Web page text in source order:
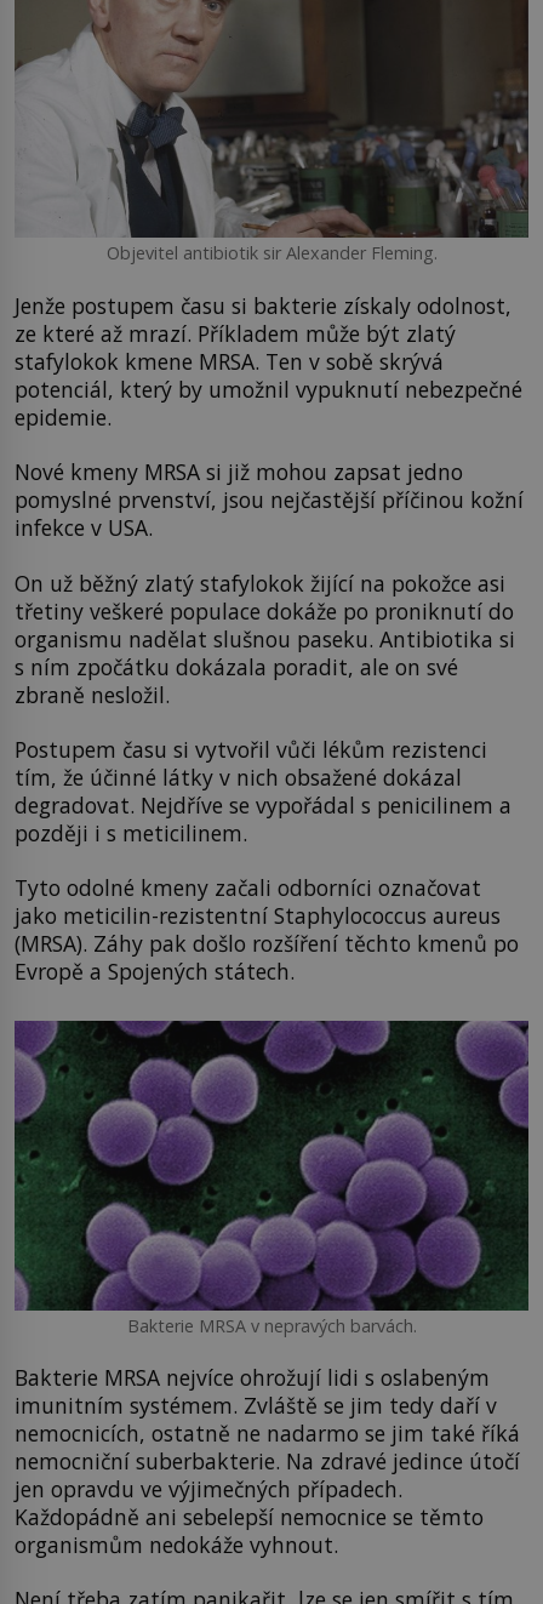
Objevitel antibiotik sir Alexander Fleming.
Jenže postupem času si bakterie získaly odolnost,
ze které až mrazí. Příkladem může být zlatý
stafylokok kmene MRSA. Ten v sobě skrývá
potenciál, který by umožnil vypuknutí nebezpečné
epidemie.
Nové kmeny MRSA si již mohou zapsat jedno
pomyslné prvenství, jsou nejčastější příčinou kožní
infekce v USA.
On už běžný zlatý stafylokok žijící na pokožce asi
třetiny veškeré populace dokáže po proniknutí do
organismu nadělat slušnou paseku. Antibiotika si
s ním zpočátku dokázala poradit, ale on své
zbraně nesložil.
Postupem času si vytvořil vůči lékům rezistenci
tím, že účinné látky v nich obsažené dokázal
degradovat. Nejdříve se vypořádal s penicilinem a
později i s meticilinem.
Tyto odolné kmeny začali odborníci označovat
jako meticilin-rezistentní Staphylococcus aureus
(MRSA). Záhy pak došlo rozšíření těchto kmenů po
Evropě a Spojených státech.
Bakterie MRSA v nepravých barvách.
Bakterie MRSA nejvíce ohrožují lidi s oslabeným
imunitním systémem. Zvláště se jim tedy daří v
nemocnicích, ostatně ne nadarmo se jim také říká
nemocniční suberbakterie. Na zdravé jedince útočí
jen opravdu ve výjimečných případech.
Každopádně ani sebelepší nemocnice se těmto
organismům nedokáže vyhnout.